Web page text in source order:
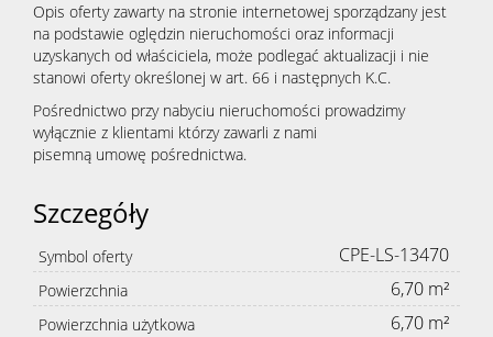
usług
zakupu
Opis oferty zawarty na stronie internetowej sporządzany jest
na podstawie oględzin nieruchomości oraz informacji
uzyskanych od właściciela, może podlegać aktualizacji i nie
stanowi oferty określonej w art. 66 i następnych K.C.
Pośrednictwo przy nabyciu nieruchomości prowadzimy
wyłącznie z klientami którzy zawarli z nami
pisemną umowę pośrednictwa.
Szczegóły
Symbol oferty CPE-LS-13470
Powierzchnia 6,70 m²
Powierzchnia użytkowa 6,70 m²